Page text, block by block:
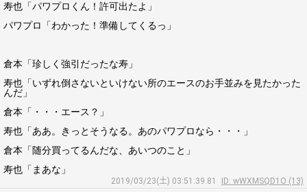
寿也「パワプロくん！許可出たよ」
パワプロ「わかった！準備してくるっ」
倉本「珍しく強引だったな寿」
寿也「いずれ倒さないといけない所のエースのお手並みを見たかった
んだ」
倉本「・・・エース？」
寿也「ああ。きっとそうなる。あのパワプロなら・・・」
倉本「随分買ってるんだな、あいつのこと」
寿也「まあな」
2019/03/23(土) 03:51:39.81
ID: wWXMSQD1O (13)